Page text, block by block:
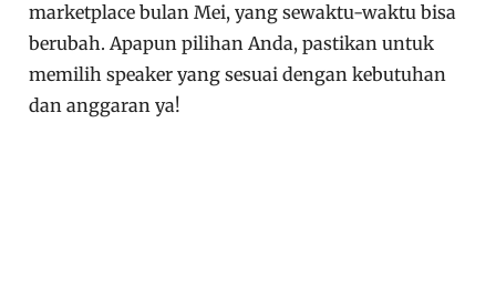
marketplace bulan Mei, yang sewaktu-waktu bisa
berubah. Apapun pilihan Anda, pastikan untuk
memilih speaker yang sesuai dengan kebutuhan
dan anggaran ya!